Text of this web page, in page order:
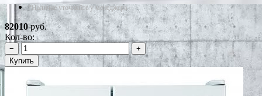
*Наличие уточняйте у менеджера
82010руб.
Кол-во:
−
+
Купить